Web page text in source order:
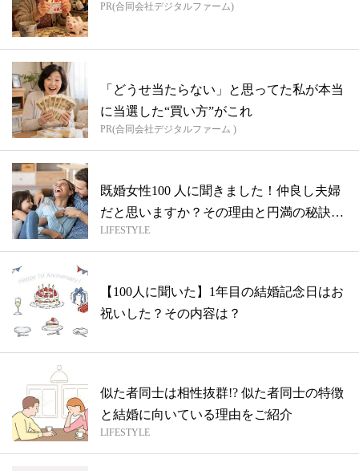
PR(合同会社デジタルファーム)
「どうせ当たらない」と思ってた私が本当
に当選した“買い方”がこれ
PR(合同会社デジタルファーム )
既婚女性100 人に聞きました！仲良し夫婦
だと思いますか？その理由と円満の秘訣
を...
LIFESTYLE
【100人に聞いた】1年目の結婚記念日はお
祝いした？その内容は？
似た者同士は相性抜群!? 似た者同士の特徴
と結婚に向いている理由をご紹介
LIFESTYLE